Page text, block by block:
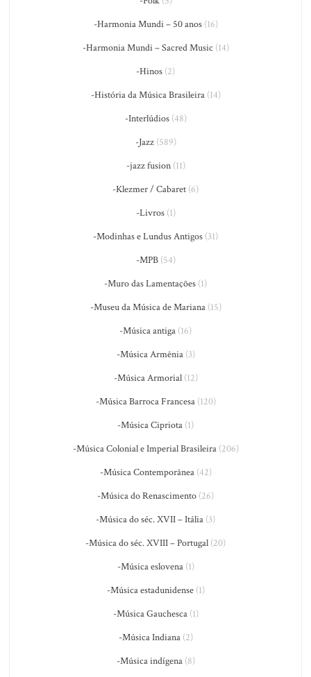
-Harmonia Mundi – 50 anos(16)
-Harmonia Mundi – Sacred Music (14)
-Hinos (2)
-História da Música Brasileira(14)
-Interlúdios(48)
-Jazz(589)
-jazz fusion(11)
-Klezmer / Cabaret (6)
-Livros(1)
-Modinhas e Lundus Antigos (31)
-MPB(54)
-Muro das Lamentações (1)
-Museu da Música de Mariana(15)
-Música antiga (16)
-Música Armênia(3)
-Música Armorial(12)
-Música Barroca Francesa(120)
-Música Cipriota (1)
-Música Colonial e Imperial Brasileira(206)
-Música Contemporânea(42)
-Música do Renascimento (26)
-Música do séc. XVII – Itália (3)
-Música do séc. XVIII – Portugal (20)
-Música eslovena(1)
-Música estadunidense(1)
-Música Gauchesca(1)
-Música Indiana(2)
-Música indígena(8)